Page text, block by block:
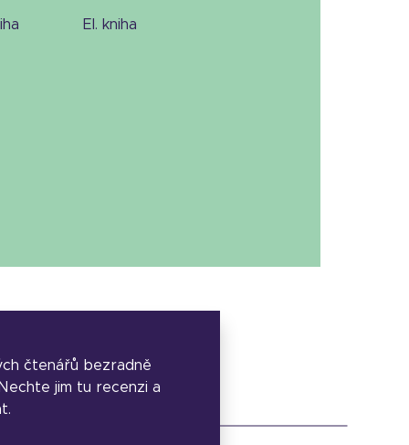
el. kniha
čtenářů bezradně
jim tu recenzi a